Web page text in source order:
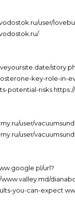
user/
key-role-in-
potential-risks
user/
user/
url?
www.valley.md/
you-can-expect